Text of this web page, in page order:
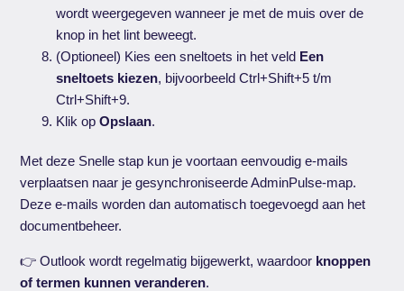
wordt weergegeven wanneer je met de muis over de
knop in het lint beweegt.
(Optioneel) Kies een sneltoets in het veld Een
sneltoets kiezen, bijvoorbeeld Ctrl+Shift+5 t/m
Ctrl+Shift+9.
Klik opOpslaan.
Met deze Snelle stap kun je voortaan eenvoudig e-mails
verplaatsen naar je gesynchroniseerde AdminPulse-map.
Deze e-mails worden dan automatisch toegevoegd aan het
documentbeheer.
👉 Outlook wordt regelmatig bijgewerkt, waardoor knoppen
of termen kunnen veranderen.